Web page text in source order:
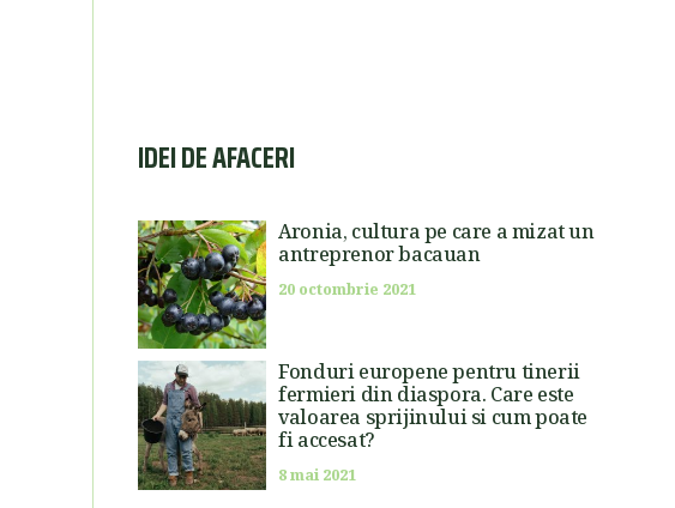
IDEI DE AFACERI
Aronia, cultura pe care a mizat un
antreprenor bacauan
20 octombrie 2021
Fonduri europene pentru tinerii
fermieri din diaspora. Care este
valoarea sprijinului si cum poate
fi accesat?
8 mai 2021